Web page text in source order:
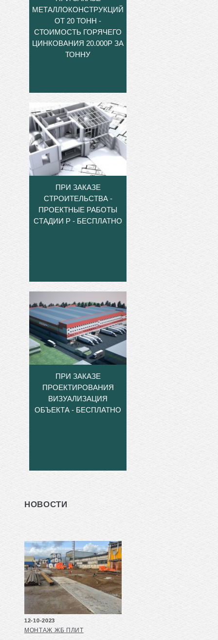
МЕТАЛЛОКОНСТРУКЦИЙ
ОТ 20 ТОНН -
СТОИМОСТЬ ГОРЯЧЕГО
ЦИНКОВАНИЯ 20.000Р ЗА
ТОННУ
ПРИ ЗАКАЗЕ
СТРОИТЕЛЬСТВА -
ПРОЕКТНЫЕ РАБОТЫ
СТАДИИ Р - БЕСПЛАТНО
ПРИ ЗАКАЗЕ
ПРОЕКТИРОВАНИЯ
ВИЗУАЛИЗАЦИЯ
ОБЪЕКТА - БЕСПЛАТНО
НОВОСТИ
12-10-2023
МОНТАЖ ЖБ ПЛИТ